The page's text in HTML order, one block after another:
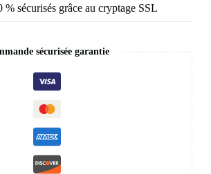
% sécurisés grâce au cryptage SSL
sécurisée garantie